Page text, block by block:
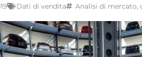
Dati di vendita Analisi di mercato,